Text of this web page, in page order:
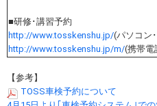
■研修･講習予約
http://www.tosskenshu.jp/(パソコン
http://www.tosskenshu.jp/m/(携帯電
【参考】
TOSS車検予約について